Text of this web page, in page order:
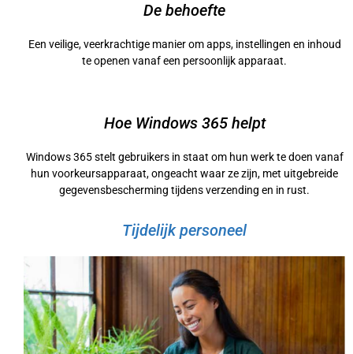
De behoefte
Een veilige, veerkrachtige manier om apps, instellingen en inhoud
te openen vanaf een persoonlijk apparaat.
Hoe Windows 365 helpt
Windows 365 stelt gebruikers in staat om hun werk te doen vanaf
hun voorkeursapparaat, ongeacht waar ze zijn, met uitgebreide
gegevensbescherming tijdens verzending en in rust.
Tijdelijk personeel